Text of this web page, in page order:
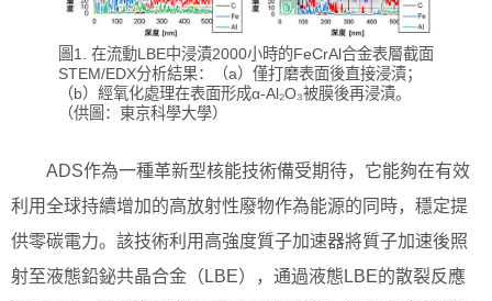
圖1. 在流動LBE中浸漬2000小時的FeCrAl合金表層截面
STEM/EDX分析結果：（a）僅打磨表面後直接浸漬；
（b）經氧化處理在表面形成α-Al₂O₃被膜後再浸漬。
（供圖：東京科學大學）
ADS作為一種革新型核能技術備受期待，它能夠在有效
利用全球持續增加的高放射性廢物作為能源的同時，穩定提
供零碳電力。該技術利用高強度質子加速器將質子加速後照
射至液態鉛鉍共晶合金（LBE），通過液態LBE的散裂反應